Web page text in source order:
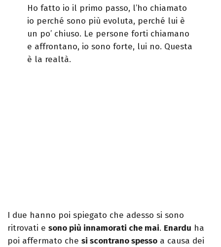
Ho fatto io il primo passo, l’ho chiamato
io perché sono più evoluta, perché lui è
un po’ chiuso. Le persone forti chiamano
e affrontano, io sono forte, lui no. Questa
è la realtà.
I due hanno poi spiegato che adesso si sono
ritrovati e sono più innamorati che mai. Enardu ha
poi affermato che si scontrano spesso a causa dei